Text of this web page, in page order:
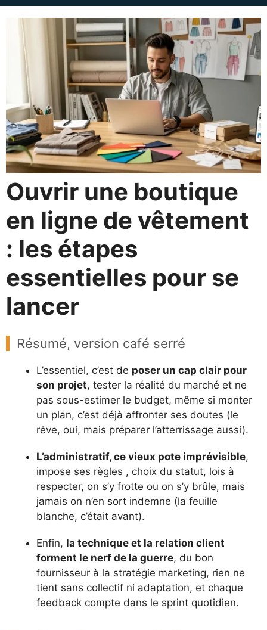
Ouvrir une boutique
en ligne de vêtement
: les étapes
essentielles pour se
lancer
Résumé, version café serré
L’essentiel, c’est de poser un cap clair pour
son projet, tester la réalité du marché et ne
pas sous-estimer le budget, même si monter
un plan, c’est déjà affronter ses doutes (le
rêve, oui, mais préparer l’atterrissage aussi).
L’administratif, ce vieux pote imprévisible,
impose ses règles , choix du statut, lois à
respecter, on s’y frotte ou on s’y brûle, mais
jamais on n’en sort indemne (la feuille
blanche, c’était avant).
Enfin, la technique et la relation client
forment le nerf de la guerre, du bon
fournisseur à la stratégie marketing, rien ne
tient sans collectif ni adaptation, et chaque
feedback compte dans le sprint quotidien.